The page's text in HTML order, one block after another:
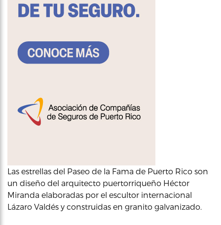
Las estrellas del Paseo de la Fama de Puerto Rico son
un diseño del arquitecto puertorriqueño Héctor
Miranda elaboradas por el escultor internacional
Lázaro Valdés y construidas en granito galvanizado.